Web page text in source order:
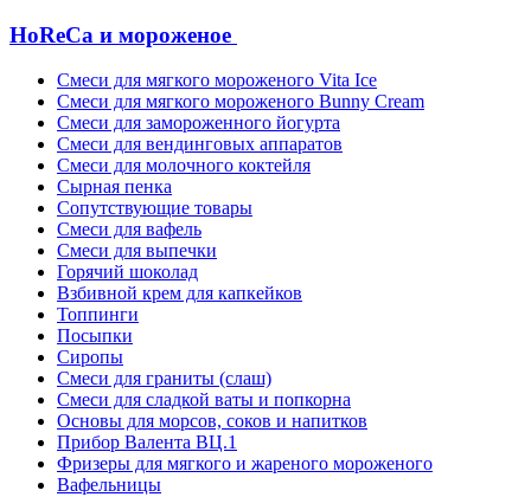
HoReCa и мороженое
Смеси для мягкого мороженого Vita Ice
Смеси для мягкого мороженого Bunny Cream
Смеси для замороженного йогурта
Смеси для вендинговых аппаратов
Смеси для молочного коктейля
Сырная пенка
Сопутствующие товары
Смеси для вафель
Смеси для выпечки
Горячий шоколад
Взбивной крем для капкейков
Топпинги
Посыпки
Сиропы
Смеси для граниты (слаш)
Смеси для сладкой ваты и попкорна
Основы для морсов, соков и напитков
Прибор Валента ВЦ.1
Фризеры для мягкого и жареного мороженого
Вафельницы